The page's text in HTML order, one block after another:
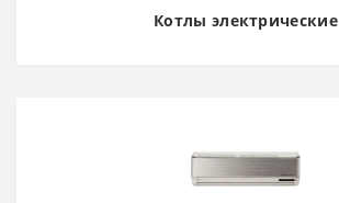
Котлы электрические